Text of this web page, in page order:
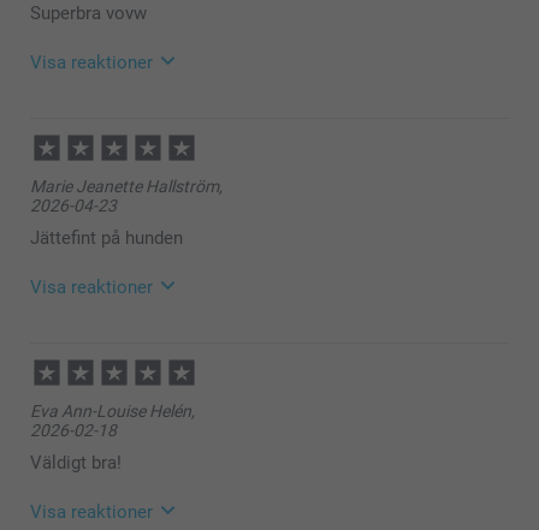
Superbra vovw
Visa reaktioner
11:37
Hej Maria,
Tack för ⭐️⭐️⭐⭐️⭐️! Det glädjer oss att du är nöjd med
din namnbricka till husdjur.
🩵-liga hälsningar
Helene @smartphoto
Marie Jeanette Hallström,
2026-04-23
Jättefint på hunden
Visa reaktioner
08:59
Hej!
Tusen tack för ditt fina omdöme och ⭐️⭐️⭐️⭐️⭐️. Vad
roligt att höra att du är nöjd med namnbrickan till din
hund 💕
Kirsi @smartphoto
Eva Ann-Louise Helén,
2026-02-18
Väldigt bra!
Visa reaktioner